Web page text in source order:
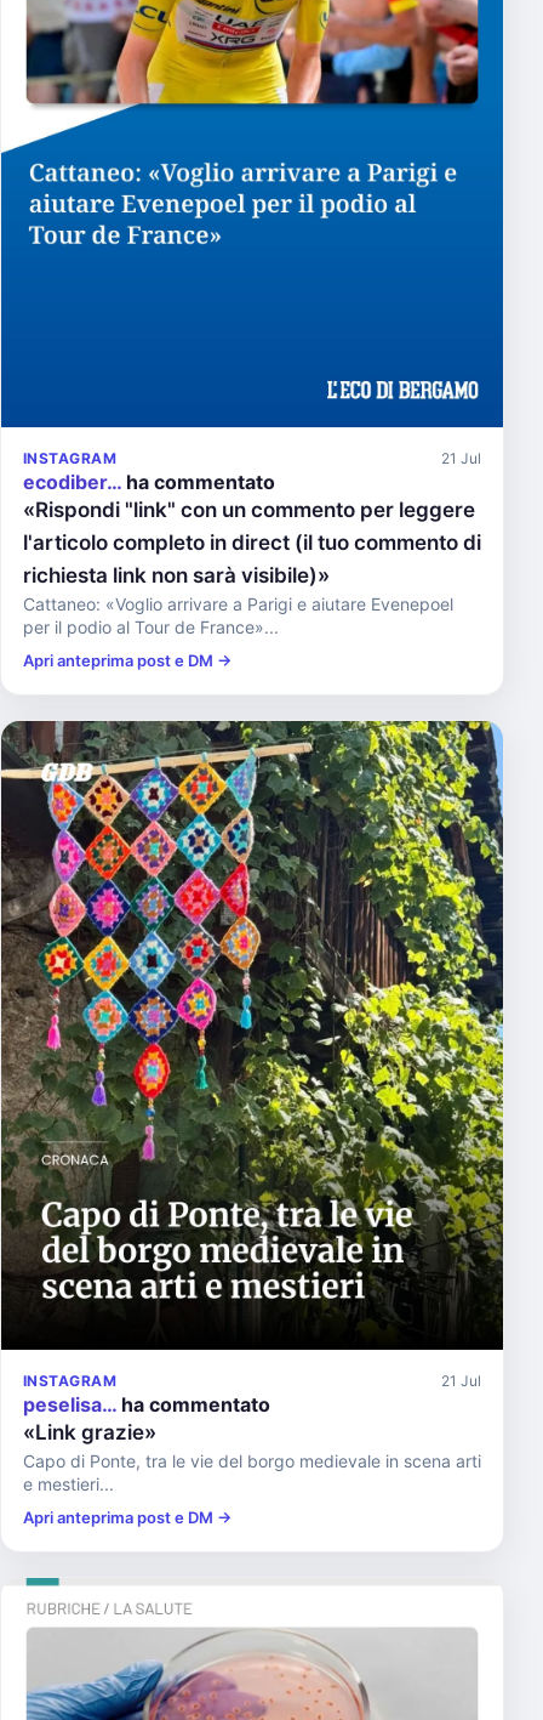
INSTAGRAM 21 Jul
ecodiber… ha commentato
«Rispondi "link" con un commento per leggere
l'articolo completo in direct (il tuo commento di
richiesta link non sarà visibile)»
Cattaneo: «Voglio arrivare a Parigi e aiutare Evenepoel
per il podio al Tour de France»...
Apri anteprima post e DM →
INSTAGRAM 21 Jul
peselisa… ha commentato
«Link grazie»
Capo di Ponte, tra le vie del borgo medievale in scena arti
e mestieri...
Apri anteprima post e DM →